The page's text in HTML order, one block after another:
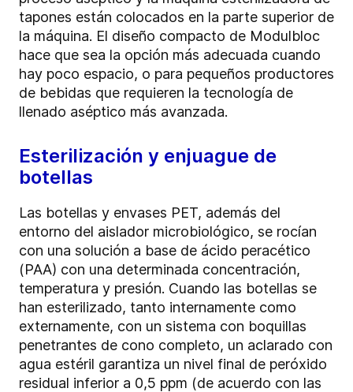
tapones están colocados en la parte superior de
la máquina. El diseño compacto de Modulbloc
hace que sea la opción más adecuada cuando
hay poco espacio, o para pequeños productores
de bebidas que requieren la tecnología de
llenado aséptico más avanzada.
Esterilización y enjuague de
botellas
Las botellas y envases PET, además del
entorno del aislador microbiológico, se rocían
con una solución a base de ácido peracético
(PAA) con una determinada concentración,
temperatura y presión. Cuando las botellas se
han esterilizado, tanto internamente como
externamente, con un sistema con boquillas
penetrantes de cono completo, un aclarado con
agua estéril garantiza un nivel final de peróxido
residual inferior a 0,5 ppm (de acuerdo con las